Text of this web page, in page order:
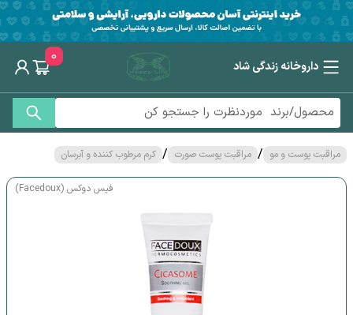
داروخانه زندگی شاد
0
مراقبت پوست و مو / مراقبت پوست صورت / کرم مرطوب کننده و آبرسان
فیس دوکس (Facedoux)